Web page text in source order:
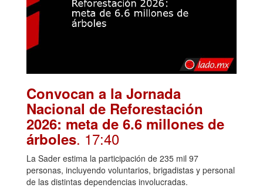
Convocan a la Jornada
Nacional de Reforestación
2026: meta de 6.6 millones de
árboles. 17:40
La Sader estima la participación de 235 mil 97
personas, incluyendo voluntarios, brigadistas y personal
de las distintas dependencias involucradas.